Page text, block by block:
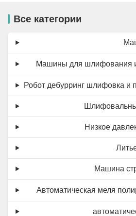
Все категории
Машины для шлифования
Робот дебурринг шлифовка и
Низкое
Машина
Автоматическая меля